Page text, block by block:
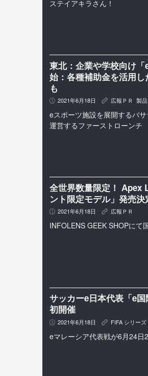
ステイアキラさん！
東北：企業や学校向け
始：各種補助金を活用
も
P 2021年6月18日 K 広報ＰＲ 製
eスポーツ施設を展開するバ
運営するファーストローンチ
全世界数量限定！ Apex
ント限定モデル」発売決
P 2021年6月18日 K 広報ＰＲ
INFOLENS GEEK SHOPにて
サッカーe日本代表「e
初開催
P 2021年6月18日 K FIFA シリーズ
eマレーシア代表戦が6月24日